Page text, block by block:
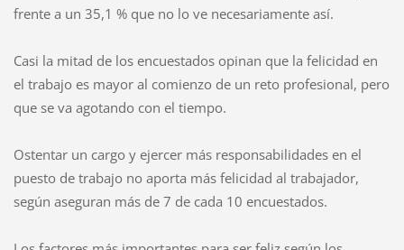
frente a un 35,1 % que no lo ve necesariamente así.
Casi la mitad de los encuestados opinan que la felicidad en
el trabajo es mayor al comienzo de un reto profesional, pero
que se va agotando con el tiempo.
Ostentar un cargo y ejercer más responsabilidades en el
puesto de trabajo no aporta más felicidad al trabajador,
según aseguran más de 7 de cada 10 encuestados.